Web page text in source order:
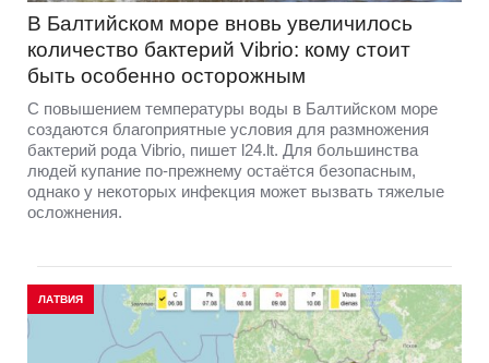
В Балтийском море вновь увеличилось
количество бактерий Vibrio: кому стоит
быть особенно осторожным
С повышением температуры воды в Балтийском море
создаются благоприятные условия для размножения
бактерий рода Vibrio, пишет l24.lt. Для большинства
людей купание по-прежнему остаётся безопасным,
однако у некоторых инфекция может вызвать тяжелые
осложнения.
ЛАТВИЯ